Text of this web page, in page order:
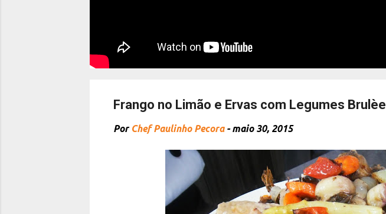
Frango no Limão e Ervas com Legumes Brulèe
Por Chef Paulinho Pecora -maio 30, 2015